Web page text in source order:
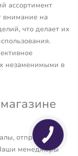
ассортимент
внимание на
что делает их
незаменимыми в
отправьте
менеджеры